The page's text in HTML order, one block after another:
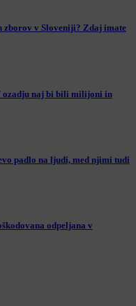
zborov v Sloveniji? Zdaj imate
ozadju naj bi bili milijoni in
padlo na ljudi, med njimi tudi
odpeljana v